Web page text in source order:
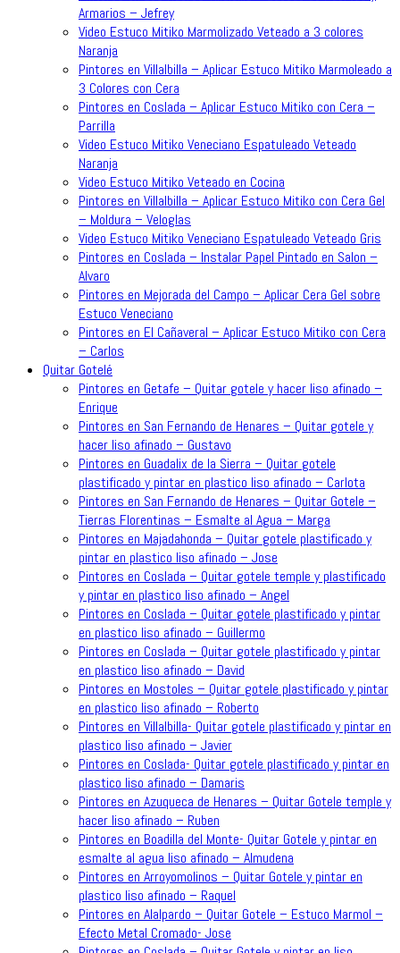
Armarios – Jefrey
Video Estuco Mitiko Marmolizado Veteado a 3 colores
Naranja
Pintores en Villalbilla – Aplicar Estuco Mitiko Marmoleado a
3 Colores con Cera
Pintores en Coslada – Aplicar Estuco Mitiko con Cera –
Parrilla
Video Estuco Mitiko Veneciano Espatuleado Veteado
Naranja
Video Estuco Mitiko Veteado en Cocina
Pintores en Villalbilla – Aplicar Estuco Mitiko con Cera Gel
– Moldura – Veloglas
Video Estuco Mitiko Veneciano Espatuleado Veteado Gris
Pintores en Coslada – Instalar Papel Pintado en Salon –
Alvaro
Pintores en Mejorada del Campo – Aplicar Cera Gel sobre
Estuco Veneciano
Pintores en El Cañaveral – Aplicar Estuco Mitiko con Cera
– Carlos
Quitar Gotelé
Pintores en Getafe – Quitar gotele y hacer liso afinado –
Enrique
Pintores en San Fernando de Henares – Quitar gotele y
hacer liso afinado – Gustavo
Pintores en Guadalix de la Sierra – Quitar gotele
plastificado y pintar en plastico liso afinado – Carlota
Pintores en San Fernando de Henares – Quitar Gotele –
Tierras Florentinas – Esmalte al Agua – Marga
Pintores en Majadahonda – Quitar gotele plastificado y
pintar en plastico liso afinado – Jose
Pintores en Coslada – Quitar gotele temple y plastificado
y pintar en plastico liso afinado – Angel
Pintores en Coslada – Quitar gotele plastificado y pintar
en plastico liso afinado – Guillermo
Pintores en Coslada – Quitar gotele plastificado y pintar
en plastico liso afinado – David
Pintores en Mostoles – Quitar gotele plastificado y pintar
en plastico liso afinado – Roberto
Pintores en Villalbilla- Quitar gotele plastificado y pintar en
plastico liso afinado – Javier
Pintores en Coslada- Quitar gotele plastificado y pintar en
plastico liso afinado – Damaris
Pintores en Azuqueca de Henares – Quitar Gotele temple y
hacer liso afinado – Ruben
Pintores en Boadilla del Monte- Quitar Gotele y pintar en
esmalte al agua liso afinado – Almudena
Pintores en Arroyomolinos – Quitar Gotele y pintar en
plastico liso afinado – Raquel
Pintores en Alalpardo – Quitar Gotele – Estuco Marmol –
Efecto Metal Cromado- Jose